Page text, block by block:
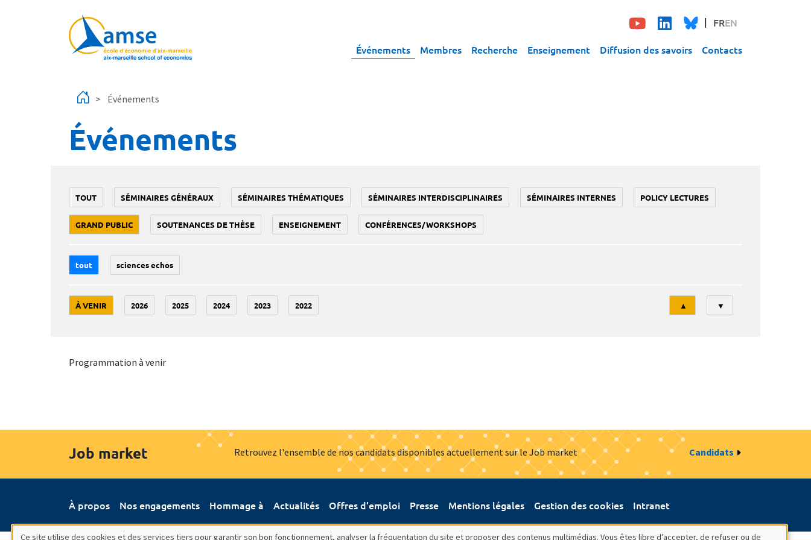
FREN
Événements Membres Recherche Enseignement Diffusion des savoirs Contacts
Événements
Événements
TOUT SÉMINAIRES GÉNÉRAUX SÉMINAIRES THÉMATIQUES SÉMINAIRES INTERDISCIPLINAIRES SÉMINAIRES INTERNES POLICY LECTURES
GRAND PUBLIC SOUTENANCES DE THÈSE ENSEIGNEMENT CONFÉRENCES/WORKSHOPS
tout sciences echos
À VENIR 2026 2025 2024 2023 2022
Tri
▲ ▼
Programmation à venir
Job market Retrouvez l'ensemble de nos candidats disponibles actuellement sur le Job market Candidats
À propos Nos engagements Hommage à Actualités Offres d'emploi Presse Mentions légales Gestion des cookies Intranet
Ce site utilise des cookies et des services tiers pour garantir son bon fonctionnement, analyser la fréquentation du site et proposer des contenus multimédias. Vous êtes libre d’accepter, de refuser ou de